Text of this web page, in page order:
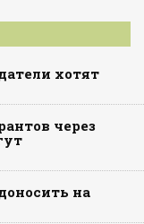
хотят
через
на